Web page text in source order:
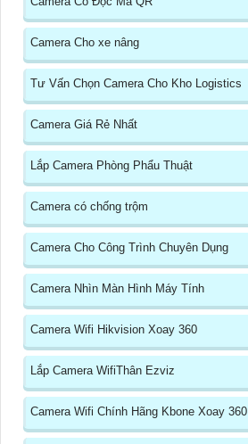
Camera Cho xe nâng
Tư Vấn Chọn Camera Cho Kho Logistics
Camera Giá Rẻ Nhất
Lắp Camera Phòng Phẩu Thuật
Camera có chống trộm
Camera Cho Công Trình Chuyên Dụng
Camera Nhìn Màn Hình Máy Tính
Camera Wifi Hikvision Xoay 360
Lắp Camera WifiThân Ezviz
Camera Wifi Chính Hãng Kbone Xoay 360